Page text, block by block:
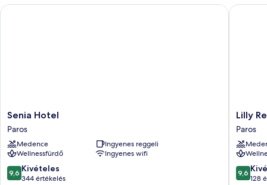
Senia
Hotel
Paros
Senia Hotel
Paros
Medence
Ingyenes reggeli
Wellnessfürdő
Ingyenes wifi
9.6
ennyiből:
9,6 Kivételes
344 értékelés
Senia Hotel
Lilly
All
Sea
View
Suites
|
Lilly
Paros
9.6
9,6
128
Lilly